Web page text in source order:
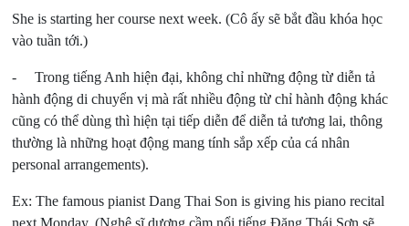
She is starting her course next week.(Cô ấy sẽ bắt đầu khóa học
vào tuần tới.)
- Trong tiếng Anh hiện đại, không chỉ những động từ diễn tả
hành động di chuyển vị mà rất nhiều động từ chỉ hành động khác
cũng có thể dùng thì hiện tại tiếp diễn để diễn tả tương lai, thông
thường là những hoạt động mang tính sắp xếp của cá nhân
personal arrangements).
Ex: The famous pianist Dang Thai Son is giving his piano recital
next Monday.(Nghệ sĩ dương cầm nổi tiếng Đặng Thái Sơn sẽ